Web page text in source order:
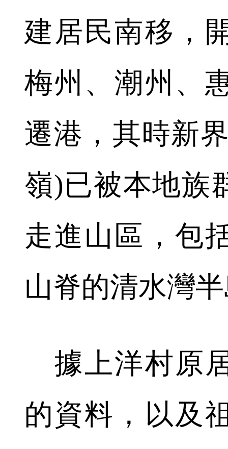
建居民南移，
梅州、潮州、
遷港，其時新
嶺)已被本地族
走進山區，包
山脊的清水灣
據上洋村原
的資料，以及